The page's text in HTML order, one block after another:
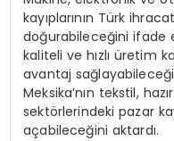
kayıplarının Türk
doğurabileceğini ifade
kaliteli ve hızlı üretim
avantaj
Meksika’nın tekstil,
sektörlerindeki pazar
açabileceğini aktardı.